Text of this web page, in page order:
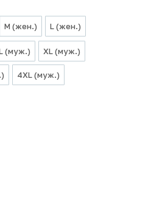
M (жен.) L (жен.)
(муж.) XL (муж.)
4XL (муж.)